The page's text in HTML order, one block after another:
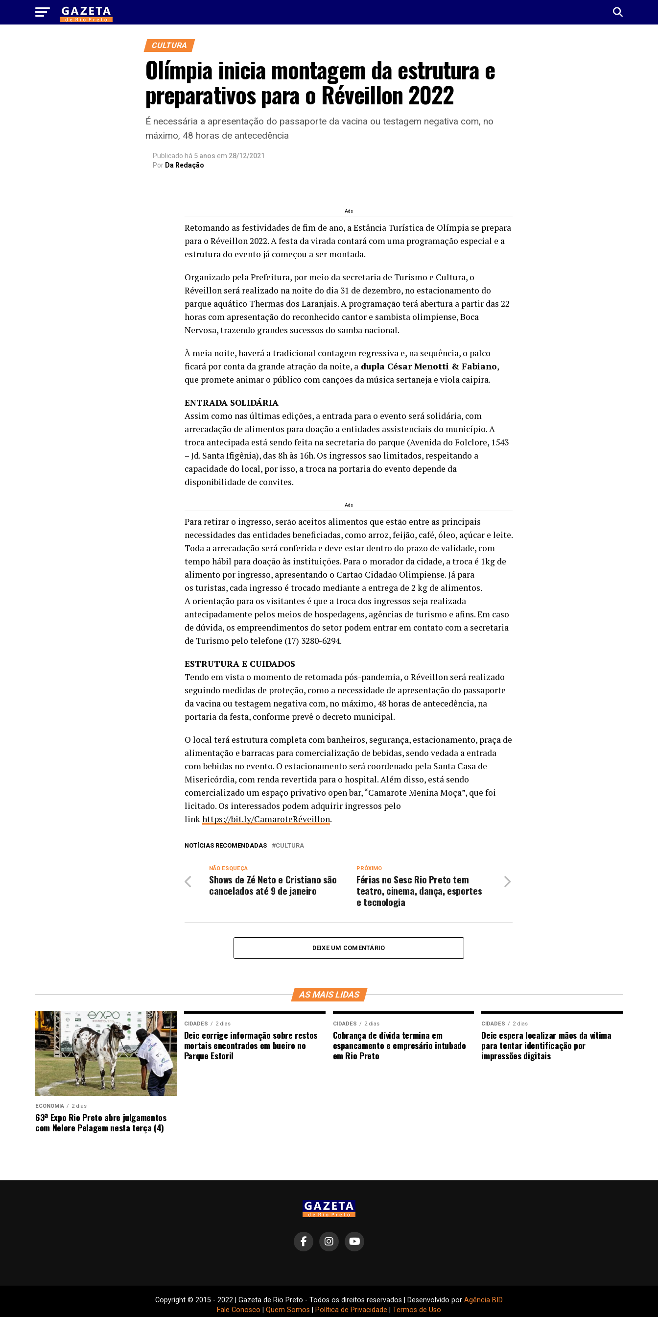
CULTURA
Olímpia inicia montagem da estrutura e
preparativos para o Réveillon 2022
É necessária a apresentação do passaporte da vacina ou testagem negativa com, no
máximo, 48 horas de antecedência
Publicado há 5 anos em 28/12/2021
Por Da Redação
Ads
Retomando as festividades de fim de ano, a Estância Turística de Olímpia se prepara
para o Réveillon 2022. A festa da virada contará com uma programação especial e a
estrutura do evento já começou a ser montada.
Organizado pela Prefeitura, por meio da secretaria de Turismo e Cultura, o
Réveillon será realizado na noite do dia 31 de dezembro, no estacionamento do
parque aquático Thermas dos Laranjais. A programação terá abertura a partir das 22
horas com apresentação do reconhecido cantor e sambista olimpiense, Boca
Nervosa, trazendo grandes sucessos do samba nacional.
À meia noite, haverá a tradicional contagem regressiva e, na sequência, o palco
ficará por conta da grande atração da noite, a dupla César Menotti & Fabiano,
que promete animar o público com canções da música sertaneja e viola caipira.
ENTRADA SOLIDÁRIA
Assim como nas últimas edições, a entrada para o evento será solidária, com
arrecadação de alimentos para doação a entidades assistenciais do município. A
troca antecipada está sendo feita na secretaria do parque (Avenida do Folclore, 1543
– Jd. Santa Ifigênia), das 8h às 16h. Os ingressos são limitados, respeitando a
capacidade do local, por isso, a troca na portaria do evento depende da
disponibilidade de convites.
Ads
Para retirar o ingresso, serão aceitos alimentos que estão entre as principais
necessidades das entidades beneficiadas, como arroz, feijão, café, óleo, açúcar e leite.
Toda a arrecadação será conferida e deve estar dentro do prazo de validade, com
tempo hábil para doação às instituições. Para o morador da cidade, a troca é 1kg de
alimento por ingresso, apresentando o Cartão Cidadão Olimpiense. Já para
os turistas, cada ingresso é trocado mediante a entrega de 2 kg de alimentos.
A orientação para os visitantes é que a troca dos ingressos seja realizada
antecipadamente pelos meios de hospedagens, agências de turismo e afins. Em caso
de dúvida, os empreendimentos do setor podem entrar em contato com a secretaria
de Turismo pelo telefone (17) 3280-6294.
ESTRUTURA E CUIDADOS
Tendo em vista o momento de retomada pós-pandemia, o Réveillon será realizado
seguindo medidas de proteção, como a necessidade de apresentação do passaporte
da vacina ou testagem negativa com, no máximo, 48 horas de antecedência, na
portaria da festa, conforme prevê o decreto municipal.
O local terá estrutura completa com banheiros, segurança, estacionamento, praça de
alimentação e barracas para comercialização de bebidas, sendo vedada a entrada
com bebidas no evento. O estacionamento será coordenado pela Santa Casa de
Misericórdia, com renda revertida para o hospital. Além disso, está sendo
comercializado um espaço privativo open bar, “Camarote Menina Moça”, que foi
licitado. Os interessados podem adquirir ingressos pelo
linkhttps://bit.ly/CamaroteRéveillon.
NOTÍCIAS RECOMENDADAS CULTURA
PRÓXIMO
Férias no Sesc Rio Preto tem
teatro, cinema, dança, esportes
e tecnologia
NÃO ESQUEÇA
Shows de Zé Neto e Cristiano são
cancelados até 9 de janeiro
DEIXE UM COMENTÁRIO
AS MAIS LIDAS
ECONOMIA 2 dias
63ª Expo Rio Preto abre julgamentos
com Nelore Pelagem nesta terça (4)
CIDADES 2 dias
Deic corrige informação sobre restos
mortais encontrados em bueiro no
Parque Estoril
CIDADES 2 dias
Cobrança de dívida termina em
espancamento e empresário intubado
em Rio Preto
CIDADES 2 dias
Deic espera localizar mãos da vítima
para tentar identificação por
impressões digitais
Copyright © 2015 - 2022 | Gazeta de Rio Preto - Todos os direitos reservados | Desenvolvido por Agência BID
Fale Conosco
Quem Somos Política de Privacidade Termos de Uso